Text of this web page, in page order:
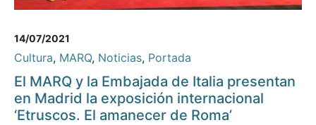
14/07/2021
Cultura, MARQ, Noticias, Portada
El MARQ y la Embajada de Italia presentan
en Madrid la exposición internacional
‘Etruscos. El amanecer de Roma’